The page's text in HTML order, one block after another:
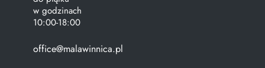
w godzinach
10:00-18:00
office@malawinnica.pl